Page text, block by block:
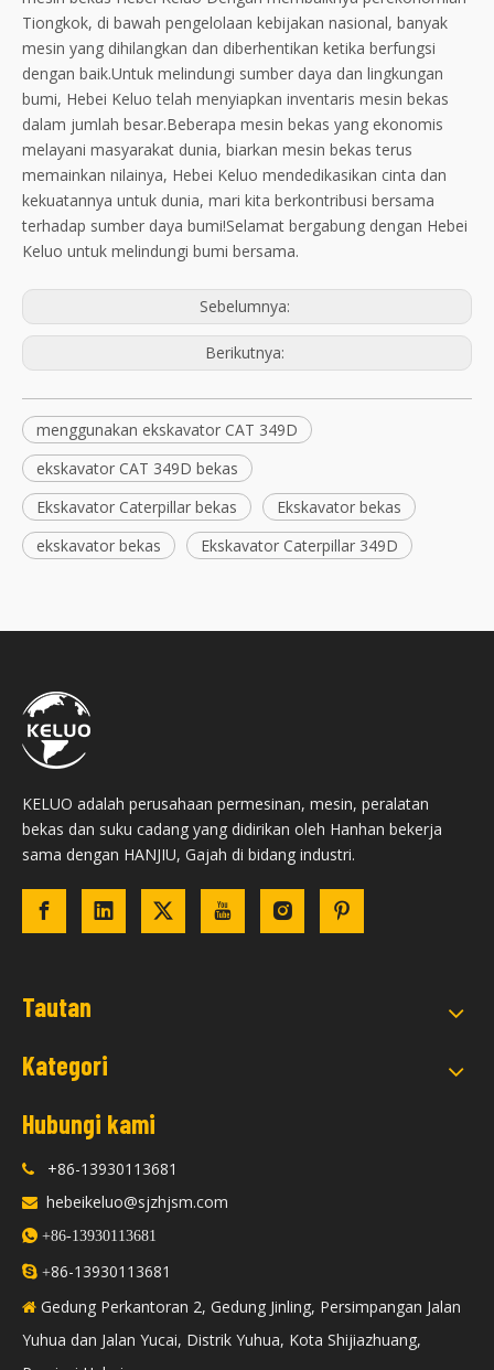
Tiongkok, di bawah pengelolaan kebijakan nasional, banyak
mesin yang dihilangkan dan diberhentikan ketika berfungsi
dengan baik.Untuk melindungi sumber daya dan lingkungan
bumi, Hebei Keluo telah menyiapkan inventaris mesin bekas
dalam jumlah besar.Beberapa mesin bekas yang ekonomis
melayani masyarakat dunia, biarkan mesin bekas terus
memainkan nilainya, Hebei Keluo mendedikasikan cinta dan
kekuatannya untuk dunia, mari kita berkontribusi bersama
terhadap sumber daya bumi!Selamat bergabung dengan Hebei
Keluo untuk melindungi bumi bersama.
Sebelumnya:
Berikutnya:
menggunakan ekskavator CAT 349D
ekskavator CAT 349D bekas
Ekskavator Caterpillar bekas
Ekskavator bekas
ekskavator bekas
Ekskavator Caterpillar 349D
KELUO adalah perusahaan permesinan, mesin, peralatan
bekas dan suku cadang yang didirikan oleh Hanhan bekerja
sama dengan HANJIU, Gajah di bidang industri.
Tautan
Kategori
Hubungi kami
 +86-13930113681
 hebeikeluo@sjzhjsm.com
 +86-13930113681
 +86-13930113681
 Gedung Perkantoran 2, Gedung Jinling, Persimpangan Jalan
Yuhua dan Jalan Yucai, Distrik Yuhua, Kota Shijiazhuang,